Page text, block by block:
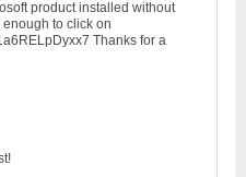
product installed without
to click on
Thanks for a